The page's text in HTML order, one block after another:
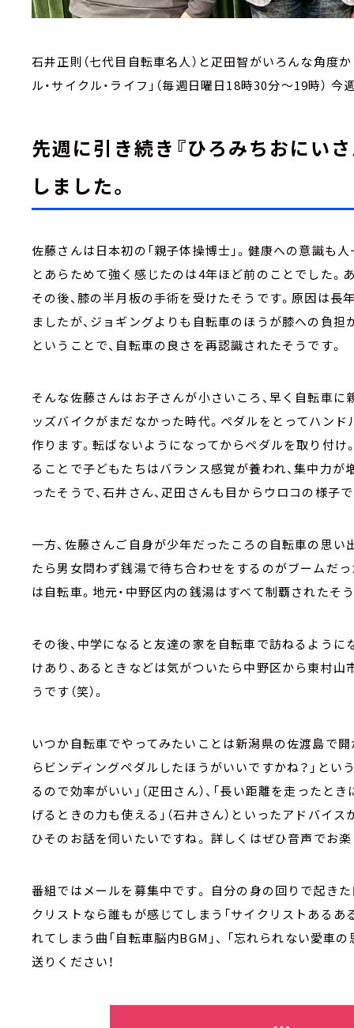
石井正則（七代目自転車名人）と疋田智がいろんな角度
ル・サイクル・ライフ」（毎週日曜日18時30分～19時）
先週に引き続き『ひろみちおにい
しました。
佐藤さんは日本初の「親子体操博士」。健康への意識も
とあらためて強く感じたのは4年ほど前のことでした。
その後、膝の半月板の手術を受けたそうです。原因は
ましたが、ジョギングよりも自転車のほうが膝への負
ということで、自転車の良さを再認識されたそうです。
そんな佐藤さんはお子さんが小さいころ、早く自転車
ッズバイクがまだなかった時代。ペダルをとってハン
作ります。転ばないようになってからペダルを取り付
ることで子どもたちはバランス感覚が養われ、集中力
ったそうで、石井さん、疋田さんも目からウロコの様子
一方、佐藤さんご自身が少年だったころの自転車の思い
たら男女問わず銭湯で待ち合わせをするのがブームだ
は自転車。地元・中野区内の銭湯はすベて制覇されたそ
その後、中学になると友達の家を自転車で訪ねるよう
けあり、あるときなどは気がついたら中野区から東村
うです（笑）。
いつか自転車でやってみたいことは新潟県の佐渡島で
らビンディングペダルしたほうがいいですかね？」とい
るので効率がいい」（疋田さん）、「長い距離を走った
げるときの力も使える」（石井さん）といったアドバイ
ひそのお話を伺いたいですね。 詳しくはぜひ音声でお
番組ではメールを募集中です。 自分の身の回りで起きた
クリストなら誰もが感じてしまう「サイクリストあるあ
れてしまう曲「自転車脳内BGM」、 「忘れられない愛車
送りください！